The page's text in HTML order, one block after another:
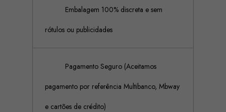
Embalagem 100% discreta e sem
rótulos ou publicidades
Pagamento Seguro (Aceitamos
pagamento por referência Multibanco, Mbway
e cartões de crédito)